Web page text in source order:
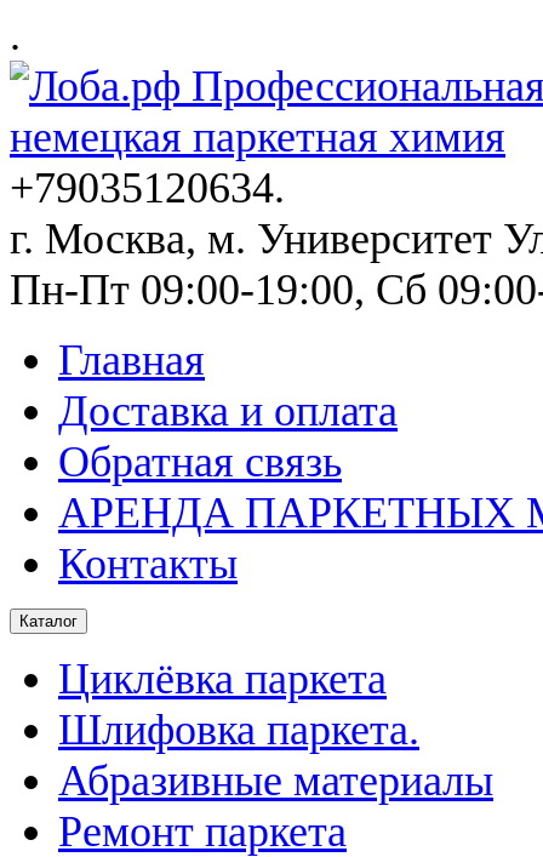
.
немецкая паркетная химия
+79035120634​.
г. Москва, м. Университет
Пн-Пт 09:00-19:00, Сб
Главная
Доставка и оплата
Обратная связь
АРЕНДА
Контакты
Каталог
Циклёвка паркета
Шлифовка паркета.
Абразивные материалы
Ремонт паркета